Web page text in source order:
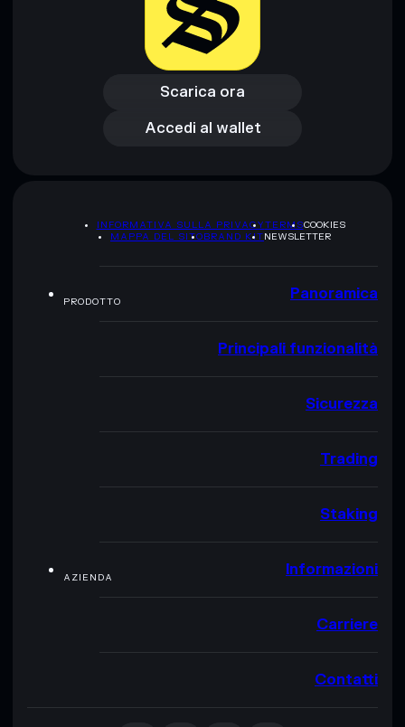
Scarica ora
Scarica ora
Accedi al wallet
Accedi al wallet
INFORMATIVA SULLA PRIVACYTERMSCOOKIES
MAPPA DEL SITOBRAND KITNEWSLETTER
PRODOTTO Panoramica
Principali funzionalità
Sicurezza
Trading
Staking
AZIENDA Informazioni
Carriere
Contatti